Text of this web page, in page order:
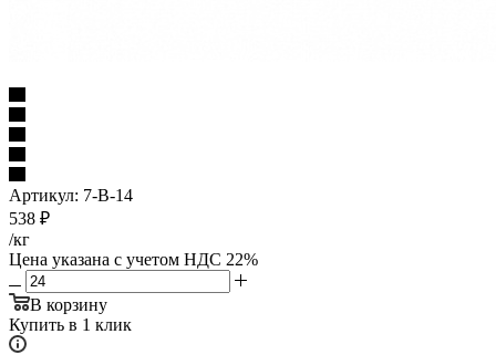
Артикул: 7-В-14
538 ₽
/кг
Цена указана с учетом НДС 22%
В корзину
Купить в 1 клик